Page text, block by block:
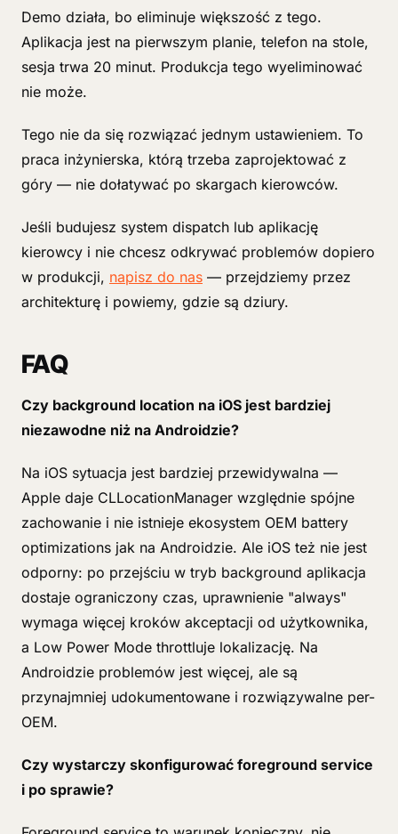
Demo działa, bo eliminuje większość z tego.
Aplikacja jest na pierwszym planie, telefon na stole,
sesja trwa 20 minut. Produkcja tego wyeliminować
nie może.
Tego nie da się rozwiązać jednym ustawieniem. To
praca inżynierska, którą trzeba zaprojektować z
góry — nie dołatywać po skargach kierowców.
Jeśli budujesz system dispatch lub aplikację
kierowcy i nie chcesz odkrywać problemów dopiero
w produkcji, napisz do nas — przejdziemy przez
architekturę i powiemy, gdzie są dziury.
FAQ
Czy background location na iOS jest bardziej
niezawodne niż na Androidzie?
Na iOS sytuacja jest bardziej przewidywalna —
Apple daje CLLocationManager względnie spójne
zachowanie i nie istnieje ekosystem OEM battery
optimizations jak na Androidzie. Ale iOS też nie jest
odporny: po przejściu w tryb background aplikacja
dostaje ograniczony czas, uprawnienie "always"
wymaga więcej kroków akceptacji od użytkownika,
a Low Power Mode throttluje lokalizację. Na
Androidzie problemów jest więcej, ale są
przynajmniej udokumentowane i rozwiązywalne per-
OEM.
Czy wystarczy skonfigurować foreground service
i po sprawie?